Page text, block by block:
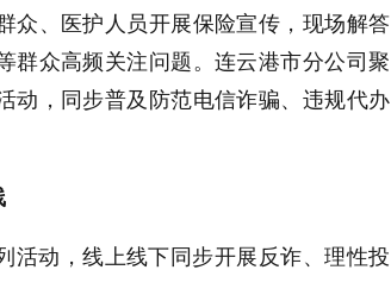
众、医护人员开展保险宣传，现场解答
群众高频关注问题。连云港市分公司聚
动，同步普及防范电信诈骗、违规代办
活动，线上线下同步开展反诈、理性投